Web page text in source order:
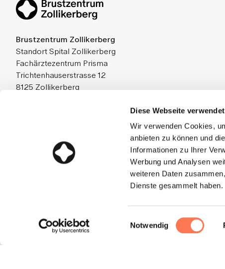
Diese Webseite
Wir verwenden Cookies,
anbieten zu können und
Informationen zu Ihrer
Werbung und Analysen
weiteren Daten
Dienste gesammelt haben.
Einwilligungsauswahl
Notwendig
Brustzentrum Zollikerberg
Standort Spital Zollikerberg
Fachärztezentrum Prisma
Trichtenhauserstrasse 12
8125 Zollikerberg
© 2026 Spital Zollikerberg - All Rights Reserved.